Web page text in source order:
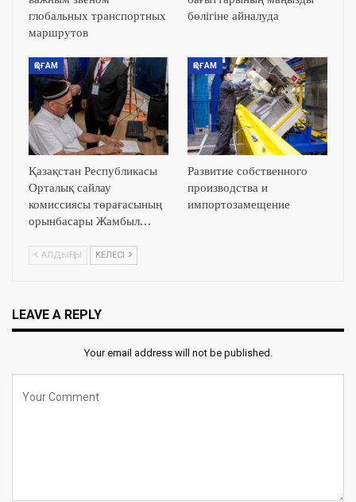
глобальных транспортных
маршрутов
бөлігіне айналуда
ҚОҒАМ
Қазақстан Республикасы
Орталық сайлау
комиссиясы төрағасының
орынбасары Жамбыл…
ҚОҒАМ
Развитие собственного
производства и
импортозамещение
АЛДЫҢҒЫ КЕЛЕСІ
LEAVE A REPLY
Your email address will not be published.